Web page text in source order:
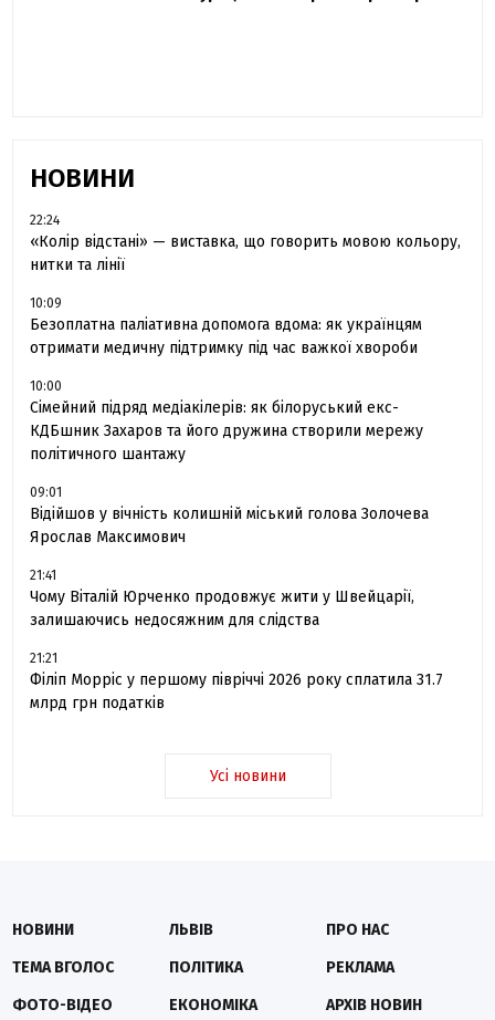
НОВИНИ
22:24
«Колір відстані» — виставка, що говорить мовою кольору,
нитки та лінії
10:09
Безоплатна паліативна допомога вдома: як українцям
отримати медичну підтримку під час важкої хвороби
10:00
Сімейний підряд медіакілерів: як білоруський екс-
КДБшник Захаров та його дружина створили мережу
політичного шантажу
09:01
Відійшов у вічність колишній міський голова Золочева
Ярослав Максимович
21:41
Чому Віталій Юрченко продовжує жити у Швейцарії,
залишаючись недосяжним для слідства
21:21
Філіп Морріс у першому півріччі 2026 року сплатила 31.7
млрд грн податків
Усі новини
НОВИНИ
ТЕМА ВГОЛОС
ФОТО-ВІДЕО
ЛЬВІВ
ПОЛІТИКА
ЕКОНОМІКА
ПРО НАС
РЕКЛАМА
АРХІВ НОВИН